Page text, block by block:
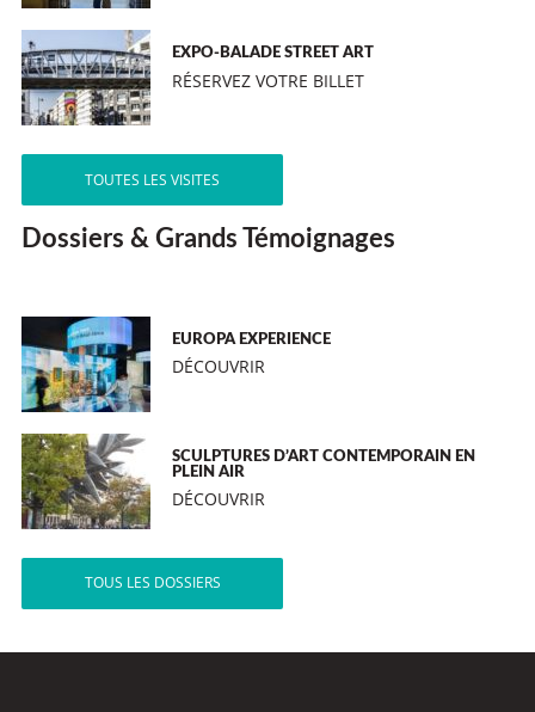
EXPO-BALADE STREET ART
RÉSERVEZ VOTRE BILLET
TOUTES LES VISITES
Dossiers & Grands Témoignages
EUROPA EXPERIENCE
DÉCOUVRIR
SCULPTURES D’ART CONTEMPORAIN EN
PLEIN AIR
DÉCOUVRIR
TOUS LES DOSSIERS